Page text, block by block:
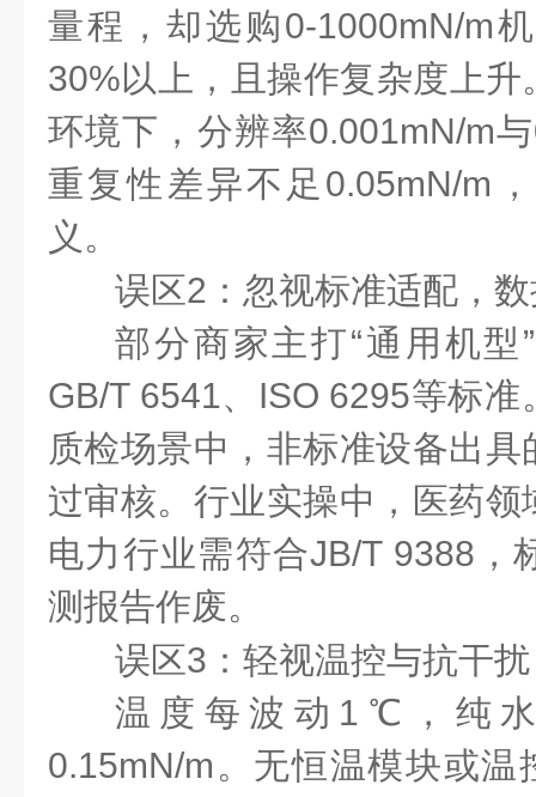
量程，却选购0-1000mN/m
30%以上，且操作复杂度上
环境下，分辨率0.001mN/m
重复性差异不足0.05mN/m
义。
误区2：忽视标准适配，
部分商家主打“通用机型
GB/T 6541、ISO 6295等标
质检场景中，非标准设备出
过审核。行业实操中，医药
电力行业需符合JB/T 9388，
测报告作废。
误区3：轻视温控与抗干
温度每波动1℃，纯
0.15mN/m。无恒温模块或